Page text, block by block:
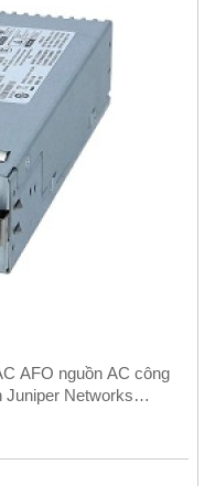
AFO nguồn AC công
Juniper Networks